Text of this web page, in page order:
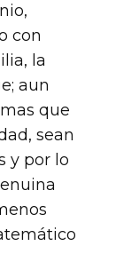
con
la
aun
que
sean
y por lo